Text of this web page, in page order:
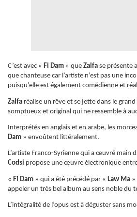
C’est avec « Fi Dam » que Zalfa se présente
que chanteuse car l’artiste n’est pas une
puisqu’elle est également comédienne et
Zalfa réalise un rêve et se jette dans le
somptueux et original qui ne ressemble à
Interprétés en anglais et en arabe, les
Dam » envoûtent littéralement.
L’artiste Franco-Syrienne qui a œuvré main
Codsi propose une œuvre électronique
« Fi Dam » qui a été précédé par « Law Ma »
appeler un très bel album au sens noble du
L’intégralité de l’opus est à déguster sans